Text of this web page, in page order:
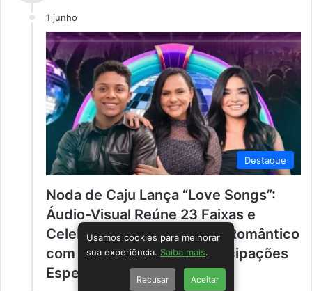
1 junho
Destaque
Noda de Caju Lança “Love Songs”:
Áudio-Visual Reúne 23 Faixas e
Celebra o Legado do Forró Romântico
com Novas Versões e Participações
Especiais.
Usamos cookies para melhorar
sua experiência. Saiba mais.
Recusar Aceitar